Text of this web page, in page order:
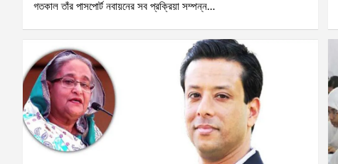
গতকাল তাঁর পাসপোর্ট নবায়নের সব প্রক্রিয়া সম্পন্ন…